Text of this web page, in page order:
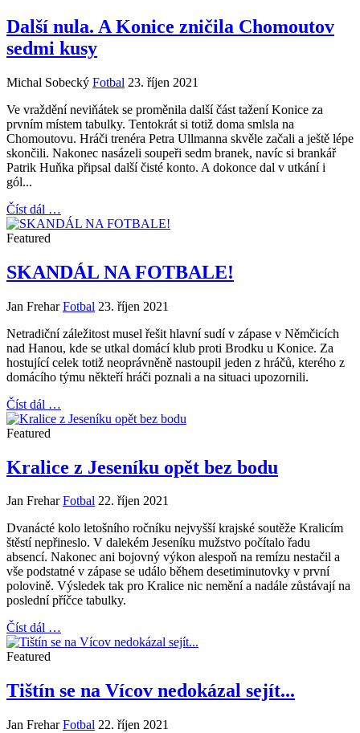
Další nula. A Konice zničila Chomoutov
sedmi kusy
Michal Sobecký Fotbal 23. říjen 2021
Ve vraždění neviňátek se proměnila další část tažení Konice za
prvním místem tabulky. Tentokrát si totiž doma smlsla na
Chomoutovu. Hráči trenéra Petra Ullmanna skvěle začali a ještě lépe
skončili. Nakonec nasázeli soupeři sedm branek, navíc si brankář
Patrik Huňka připsal další čisté konto. A dokonce dal v utkání i
gól...
Číst dál …
Featured
SKANDÁL NA FOTBALE!
Jan Frehar Fotbal 23. říjen 2021
Netradiční záležitost musel řešit hlavní sudí v zápase v Němčicích
nad Hanou, kde se utkal domácí klub proti Brodku u Konice. Za
hostující celek totiž neoprávněně nastoupil jeden z hráčů, kterého z
domácího týmu někteří hráči poznali a na situaci upozornili.
Číst dál …
Featured
Kralice z Jeseníku opět bez bodu
Jan Frehar Fotbal 22. říjen 2021
Dvanácté kolo letošního ročníku nejvyšší krajské soutěže Kralicím
štěstí nepřineslo. V dalekém Jeseníku mužstvo počítalo řadu
absencí. Nakonec ani bojovný výkon alespoň na remízu nestačil a
vše podstatné v zápase se událo během desetiminutovky v první
polovině. Výsledek tak pro Kralice nic nemění a nadále zůstávají na
poslední příčce tabulky.
Číst dál …
Featured
Tištín se na Vícov nedokázal sejít...
Jan Frehar Fotbal 22. říjen 2021